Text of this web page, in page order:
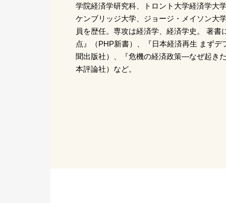
学院経済学研究科、トロント大学経済学大
ケンブリッジ大学、ジョージ・メイソン大
員を歴任。専攻は経済学、経済学史。 著書
点』（PHP新書）、『日本経済再生 まず
聞出版社）、『危機の経済政策―なぜ起き
本評論社）など。